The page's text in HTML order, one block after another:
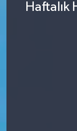
Haftalık
Süper Lig